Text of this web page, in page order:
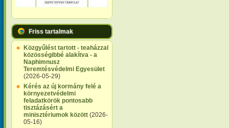
Friss tartalmak
Közgyűlést tartott - teaházzal
közösségibbé alakítva - a
Naphimnusz
Teremtésvédelmi Egyesület
(2026-05-29)
Kérés az új kormány felé a
környezetvédelmi
feladatkörök pontosabb
tisztázásért a
minisztériumok között (2026-
05-16)